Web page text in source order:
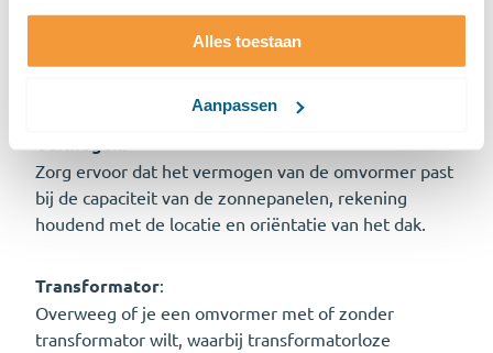
Alles toestaan
Aanpassen
Vermogen
Zorg ervoor dat het vermogen van de omvormer past
bij de capaciteit van de zonnepanelen, rekening
houdend met de locatie en oriëntatie van het dak.
Transformator:
Overweeg of je een omvormer met of zonder
transformator wilt, waarbij transformatorloze